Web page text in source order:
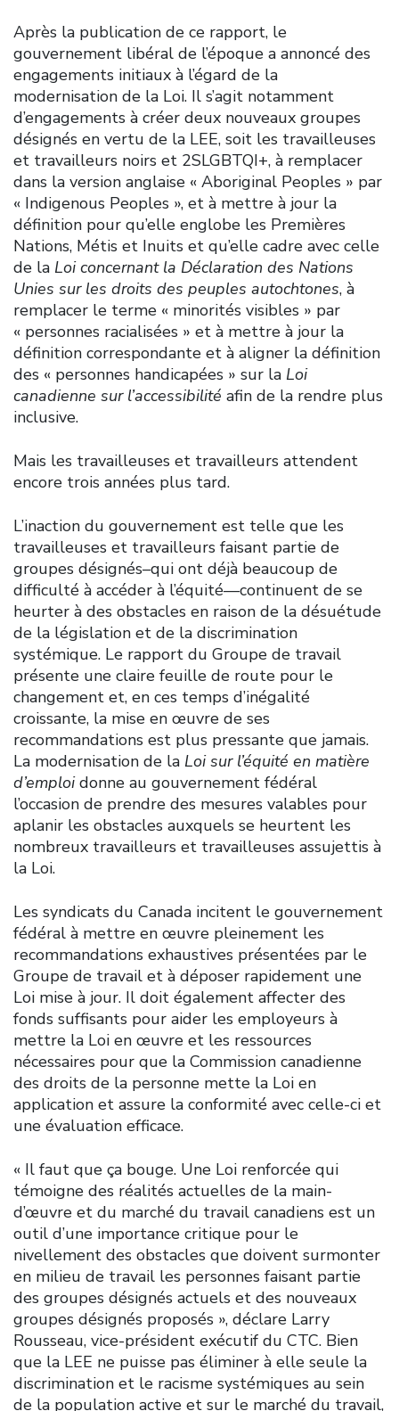
Après la publication de ce rapport, le
gouvernement libéral de l’époque a annoncé des
engagements initiaux à l’égard de la
modernisation de la Loi. Il s’agit notamment
d’engagements à créer deux nouveaux groupes
désignés en vertu de la LEE, soit les travailleuses
et travailleurs noirs et 2SLGBTQI+, à remplacer
dans la version anglaise « Aboriginal Peoples » par
« Indigenous Peoples », et à mettre à jour la
définition pour qu’elle englobe les Premières
Nations, Métis et Inuits et qu’elle cadre avec celle
de la Loi concernant la Déclaration des Nations
Unies sur les droits des peuples autochtones, à
remplacer le terme « minorités visibles » par
« personnes racialisées » et à mettre à jour la
définition correspondante et à aligner la définition
des « personnes handicapées » sur la Loi
canadienne sur l’accessibilité afin de la rendre plus
inclusive.
Mais les travailleuses et travailleurs attendent
encore trois années plus tard.
L’inaction du gouvernement est telle que les
travailleuses et travailleurs faisant partie de
groupes désignés–qui ont déjà beaucoup de
difficulté à accéder à l’équité—continuent de se
heurter à des obstacles en raison de la désuétude
de la législation et de la discrimination
systémique. Le rapport du Groupe de travail
présente une claire feuille de route pour le
changement et, en ces temps d’inégalité
croissante, la mise en œuvre de ses
recommandations est plus pressante que jamais.
La modernisation de la Loi sur l’équité en matière
d’emploidonne au gouvernement fédéral
l’occasion de prendre des mesures valables pour
aplanir les obstacles auxquels se heurtent les
nombreux travailleurs et travailleuses assujettis à
la Loi.
Les syndicats du Canada incitent le gouvernement
fédéral à mettre en œuvre pleinement les
recommandations exhaustives présentées par le
Groupe de travail et à déposer rapidement une
Loi mise à jour. Il doit également affecter des
fonds suffisants pour aider les employeurs à
mettre la Loi en œuvre et les ressources
nécessaires pour que la Commission canadienne
des droits de la personne mette la Loi en
application et assure la conformité avec celle-ci et
une évaluation efficace.
« Il faut que ça bouge. Une Loi renforcée qui
témoigne des réalités actuelles de la main-
d’œuvre et du marché du travail canadiens est un
outil d’une importance critique pour le
nivellement des obstacles que doivent surmonter
en milieu de travail les personnes faisant partie
des groupes désignés actuels et des nouveaux
groupes désignés proposés », déclare Larry
Rousseau, vice-président exécutif du CTC. Bien
que la LEE ne puisse pas éliminer à elle seule la
discrimination et le racisme systémiques au sein
de la population active et sur le marché du travail,